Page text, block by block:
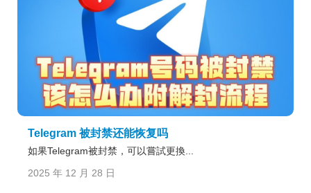
Telegram 被封禁还能恢复吗
如果Telegram被封禁，可以嘗試更換...
2025 年 12 月 28 日